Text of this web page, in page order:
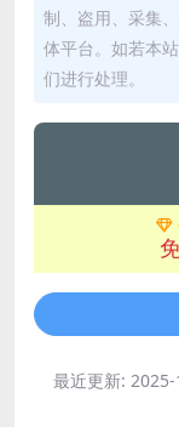
制、盗用、采集
体平台。如若本
们进行处理。
最近更新: